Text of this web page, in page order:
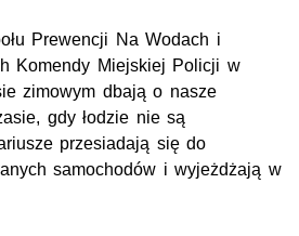
Prewencji Na Wodach i
Komendy Miejskiej Policji w
zimowym dbają o nasze
gdy łodzie nie są
przesiadają się do
samochodów i wyjeżdżają w